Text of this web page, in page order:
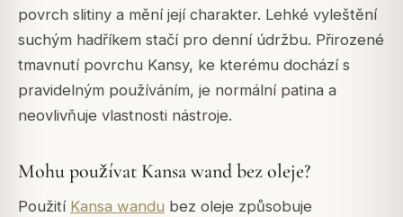
povrch slitiny a mění její charakter. Lehké vyleštění
suchým hadříkem stačí pro denní údržbu. Přirozené
tmavnutí povrchu Kansy, ke kterému dochází s
pravidelným používáním, je normální patina a
neovlivňuje vlastnosti nástroje.
Mohu používat Kansa wand bez oleje?
Použití Kansa wandu bez oleje způsobuje